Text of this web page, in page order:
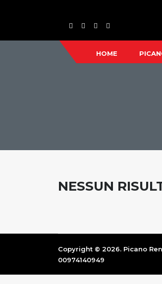
HOME
NESSUN
Copyright © 2026. Picano
00974140949